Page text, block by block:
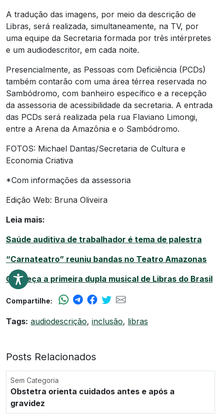
A tradução das imagens, por meio da descrição de
Libras, será realizada, simultaneamente, na TV, por
uma equipe da Secretaria formada por três intérpretes
e um audiodescritor, em cada noite.
Presencialmente, as Pessoas com Deficiência (PCDs)
também contarão com uma área térrea reservada no
Sambódromo, com banheiro específico e a recepção
da assessoria de acessibilidade da secretaria. A entrada
das PCDs será realizada pela rua Flaviano Limongi,
entre a Arena da Amazônia e o Sambódromo.
FOTOS: Michael Dantas/Secretaria de Cultura e
Economia Criativa
*Com informações da assessoria
Edição Web: Bruna Oliveira
Leia mais:
Saúde auditiva de trabalhador é tema de palestra
“Carnateatro” reuniu bandas no Teatro Amazonas
Conheça a primeira dupla musical de Libras do Brasil
Compartilhe:
Tags: audiodescrição, inclusão, libras
Posts Relacionados
Sem Categoria
Obstetra orienta cuidados antes e após a
gravidez